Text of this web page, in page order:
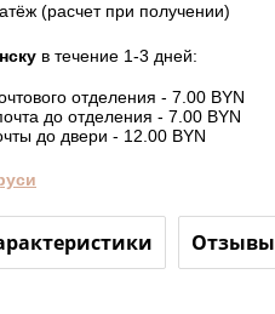
(расчет при получении)
в течение 1-3 дней:
отделения - 7.00 BYN
до отделения - 7.00 BYN
до двери - 12.00 BYN
Отзывы